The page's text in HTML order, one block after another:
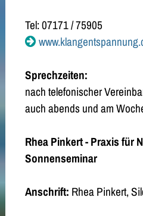
Tel: 07171 / 75905
Sprechzeiten:
nach telefonischer
auch abends und am
Rhea Pinkert - Praxis für
Sonnenseminar
Anschrift: Rhea Pinkert,